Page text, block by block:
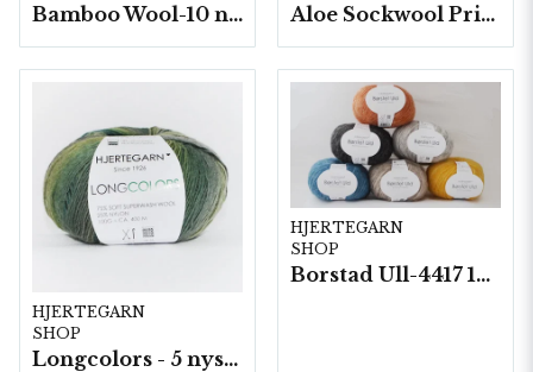
Bamboo Wool-10 nystan/fp. a50g Aloe Sockwool Print-, 10 nystan a100 g./fp.
HJERTEGARN
SHOP
Longcolors - 5 nystan a100g./fp.
HJERTEGARN
SHOP
Borstad Ull-4417 10 nystan/ fp. á 50 g.